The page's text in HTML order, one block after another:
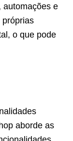
automações e
próprias
o que pode
aborde as